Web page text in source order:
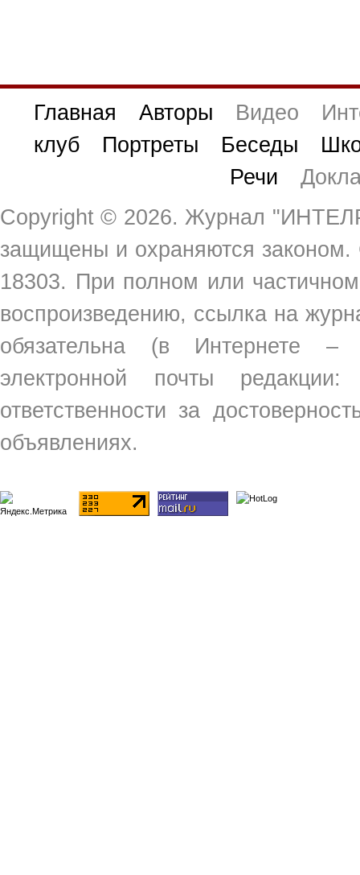
Главная Авторы Видео
клуб
Портреты Беседы
Речи
Copyright © 2026. Журнал
защищены и охраняются
18303. При полном или
воспроизведению, ссылка на
обязательна (в Интернете
электронной почты
ответственности за
объявлениях.